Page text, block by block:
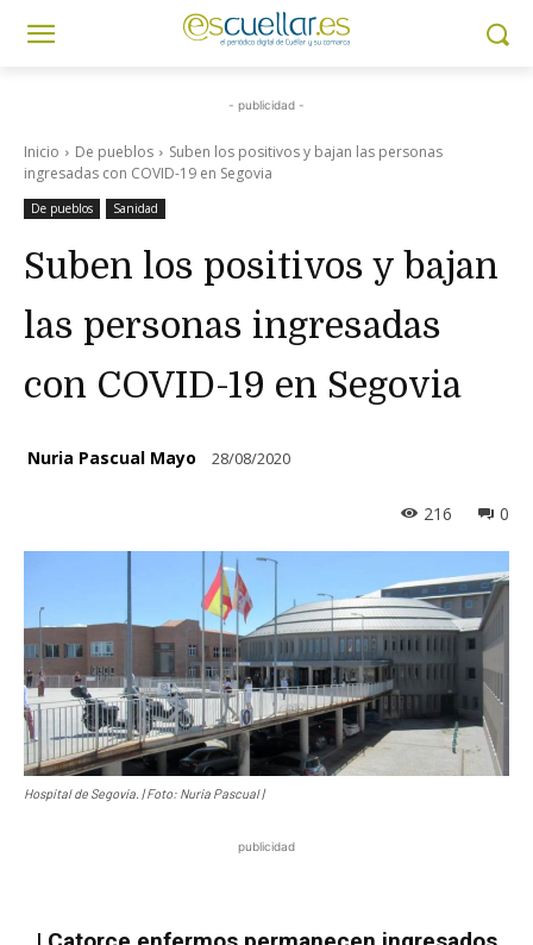
- publicidad -
Inicio De pueblos
Suben los positivos y bajan las personas
ingresadas con COVID-19 en Segovia
De pueblos Sanidad
Suben los positivos y bajan
las personas ingresadas
con COVID-19 en Segovia
Nuria Pascual Mayo 28/08/2020
0
216
Hospital de Segovia. | Foto: Nuria Pascual |
publicidad